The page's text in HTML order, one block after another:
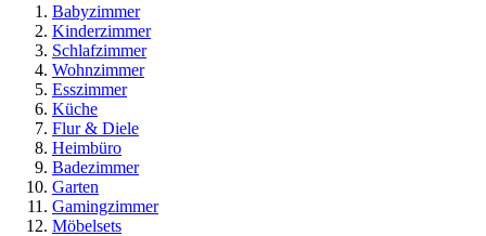
Babyzimmer
Kinderzimmer
Schlafzimmer
Wohnzimmer
Esszimmer
Küche
Flur & Diele
Heimbüro
Badezimmer
Garten
Gamingzimmer
Möbelsets